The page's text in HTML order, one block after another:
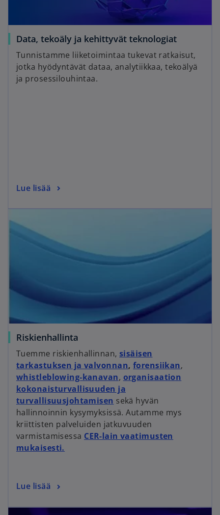
Data, tekoäly ja kehittyvät teknologiat
Tunnistamme liiketoimintaa tukevat ratkaisut,
jotka hyödyntävät dataa, analytiikkaa, tekoälyä
ja prosessilouhintaa.
Lue lisää
Riskienhallinta
Tuemme riskienhallinnan, sisäisen
tarkastuksen ja valvonnan, forensiikan,
whistleblowing-kanavan, organisaation
kokonaisturvallisuuden ja
turvallisuusjohtamisen sekä hyvän
hallinnoinnin kysymyksissä. Autamme mys
kriittisten palveluiden jatkuvuuden
varmistamisessa CER-lain vaatimusten
mukaisesti.
Lue lisää